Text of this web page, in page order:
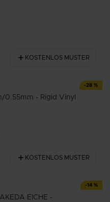
- 28 %
KOSTENLOS MUSTER
0.55mm - Rigid Vinyl
-14 %
KOSTENLOS MUSTER
EICHE -